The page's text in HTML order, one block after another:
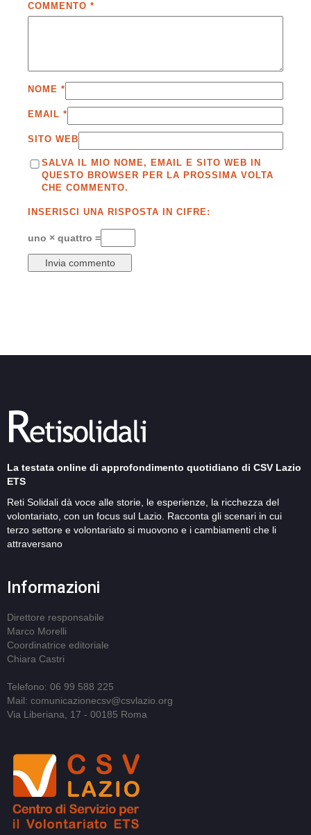
COMMENTO *
NOME *
EMAIL *
SITO WEB
SALVA IL MIO NOME, EMAIL E SITO WEB IN
QUESTO BROWSER PER LA PROSSIMA VOLTA
CHE COMMENTO.
INSERISCI UNA RISPOSTA IN CIFRE:
uno × quattro =
La testata online di approfondimento quotidiano di CSV Lazio
ETS
Reti Solidali dà voce alle storie, le esperienze, la ricchezza del
volontariato, con un focus sul Lazio. Racconta gli scenari in cui
terzo settore e volontariato si muovono e i cambiamenti che li
attraversano
Informazioni
Direttore responsabile
Marco Morelli
Coordinatrice editoriale
Chiara Castri
Telefono: 06 99 588 225
Mail: comunicazionecsv@csvlazio.org
Via Liberiana, 17 - 00185 Roma